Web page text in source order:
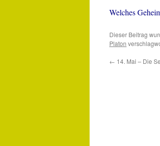
Welches
Dieser Beitrag
Platon
← 14. Mai – Die